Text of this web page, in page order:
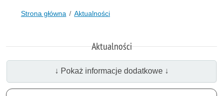
Strona główna Aktualności
Aktualności
↓ Pokaż informacje dodatkowe ↓